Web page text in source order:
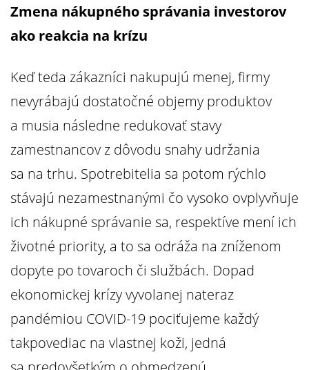
Zmena nákupného správania investorov
ako reakcia na krízu
Keď teda zákazníci nakupujú menej, firmy
nevyrábajú dostatočné objemy produktov
a musia následne redukovať stavy
zamestnancov z dôvodu snahy udržania
sa na trhu. Spotrebitelia sa potom rýchlo
stávajú nezamestnanými čo vysoko ovplyvňuje
ich nákupné správanie sa, respektíve mení ich
životné priority, a to sa odráža na zníženom
dopyte po tovaroch či službách. Dopad
ekonomickej krízy vyvolanej nateraz
pandémiou COVID-19 pociťujeme každý
takpovediac na vlastnej koži, jedná